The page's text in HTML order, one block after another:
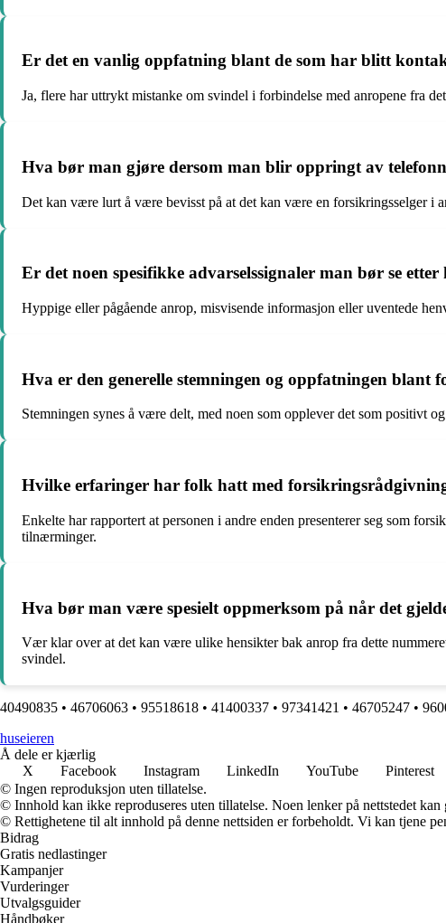
Er det en vanlig oppfatning blant de som har blitt
Ja, flere har uttrykt mistanke om svindel i forbindelse med anropene fra
Hva bør man gjøre dersom man blir oppringt av
Det kan være lurt å være bevisst på at det kan være en forsikringsselger i
Er det noen spesifikke advarselssignaler man bør se
Hyppige eller pågående anrop, misvisende informasjon eller uventede
Hva er den generelle stemningen og oppfatningen
Stemningen synes å være delt, med noen som opplever det som positivt
Hvilke erfaringer har folk hatt med
Enkelte har rapportert at personen i andre enden presenterer seg som
tilnærminger.
Hva bør man være spesielt oppmerksom på når det
Vær klar over at det kan være ulike hensikter bak anrop fra dette
svindel.
40490835 • 46706063 • 95518618 • 41400337 • 97341421 • 46705247 •
huseieren
Å dele er kjærlig
X
Facebook Instagram LinkedIn YouTube Pinterest
© Ingen reproduksjon uten tillatelse.
© Innhold kan ikke reproduseres uten tillatelse. Noen lenker på nettstedet
© Rettighetene til alt innhold på denne nettsiden er forbeholdt. Vi kan tjene
Bidrag
Gratis nedlastinger
Kampanjer
Vurderinger
Utvalgsguider
Håndbøker